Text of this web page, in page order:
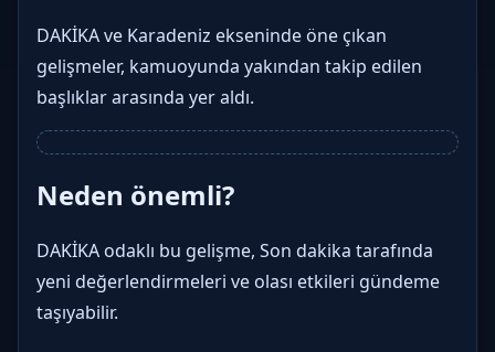
DAKİKA ve Karadeniz ekseninde öne çıkan
gelişmeler, kamuoyunda yakından takip edilen
başlıklar arasında yer aldı.
Neden önemli?
DAKİKA odaklı bu gelişme, Son dakika tarafında
yeni değerlendirmeleri ve olası etkileri gündeme
taşıyabilir.